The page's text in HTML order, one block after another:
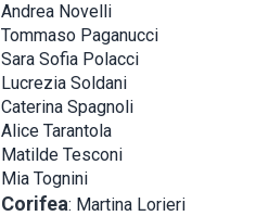
Andrea Novelli
Tommaso Paganucci
Sara Sofia Polacci
Lucrezia Soldani
Caterina Spagnoli
Alice Tarantola
Matilde Tesconi
Mia Tognini
Corifea: Martina Lorieri